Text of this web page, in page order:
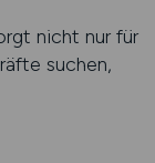
nicht nur für
suchen,